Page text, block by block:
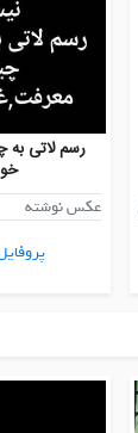
رسم لاتی به
عکس نوشته